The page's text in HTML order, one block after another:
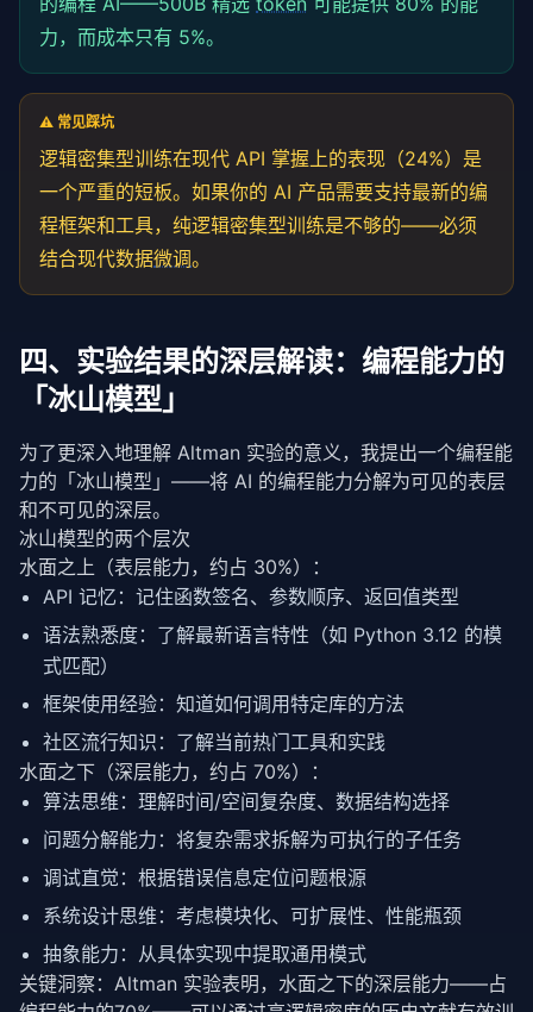
力，而成本只有 5%。
⚠️ 常见踩坑
逻辑密集型训练在现代 API 掌握上的表现（24%）是
一个严重的短板。如果你的 AI 产品需要支持最新的编
程框架和工具，纯逻辑密集型训练是不够的——必须
结合现代数据微调。
四、实验结果的深层解读：编程能力的
「冰山模型」
为了更深入地理解 Altman 实验的意义，我提出一个编程能
力的「冰山模型」——将 AI 的编程能力分解为可见的表层
和不可见的深层。
冰山模型的两个层次
水面之上（表层能力，约占 30%）：
API 记忆：记住函数签名、参数顺序、返回值类型
语法熟悉度：了解最新语言特性（如 Python 3.12 的模
式匹配）
框架使用经验：知道如何调用特定库的方法
社区流行知识：了解当前热门工具和实践
水面之下（深层能力，约占 70%）：
算法思维：理解时间/空间复杂度、数据结构选择
问题分解能力：将复杂需求拆解为可执行的子任务
调试直觉：根据错误信息定位问题根源
系统设计思维：考虑模块化、可扩展性、性能瓶颈
抽象能力：从具体实现中提取通用模式
关键洞察：Altman 实验表明，水面之下的深层能力——占